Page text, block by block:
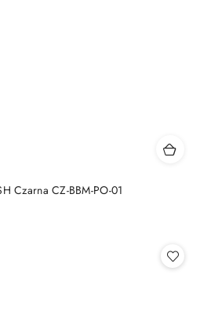
Czarna CZ-BBM-PO-01